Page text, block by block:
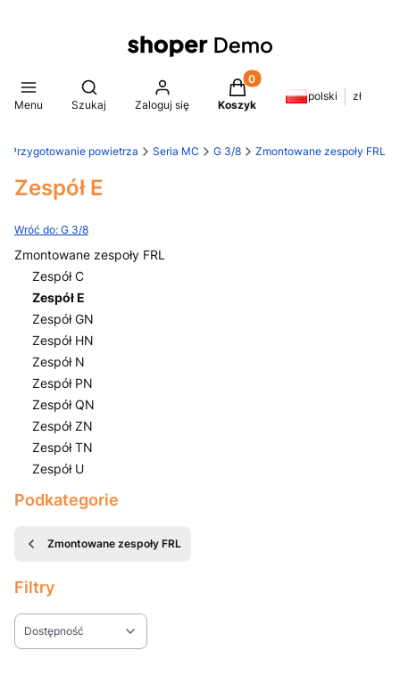
Menu
Otwórz wyszukiwarkę
Szukaj Zaloguj się
Produkty w koszyku: 0.
Koszyk
polski zł
Przygotowanie powietrza Seria MC G 3/8 Zmontowane zespoły FRL
Zespół E
Wróć do: G 3/8
Zmontowane zespoły FRL
Zespół C
Zespół E
Zespół GN
Zespół HN
Zespół N
Zespół PN
Zespół QN
Zespół ZN
Zespół TN
Zespół U
Koniec menu
Podkategorie
Zmontowane zespoły FRL
Filtry
Dostępność